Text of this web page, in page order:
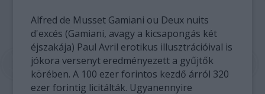
Alfred de Musset Gamiani ou Deux nuits
d'excés (Gamiani, avagy a kicsapongás két
éjszakája) Paul Avril erotikus illusztrációival is
jókora versenyt eredményezett a gyűjtők
körében. A 100 ezer forintos kezdő árról 320
ezer forintig licitálták. Ugyanennyire